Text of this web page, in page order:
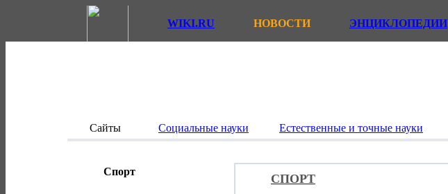
WIKI.RU НОВОСТИ ЭНЦИКЛОПЕДИИ
Сайты Социальные науки Естественные и точные науки
Спорт
СПОРТ